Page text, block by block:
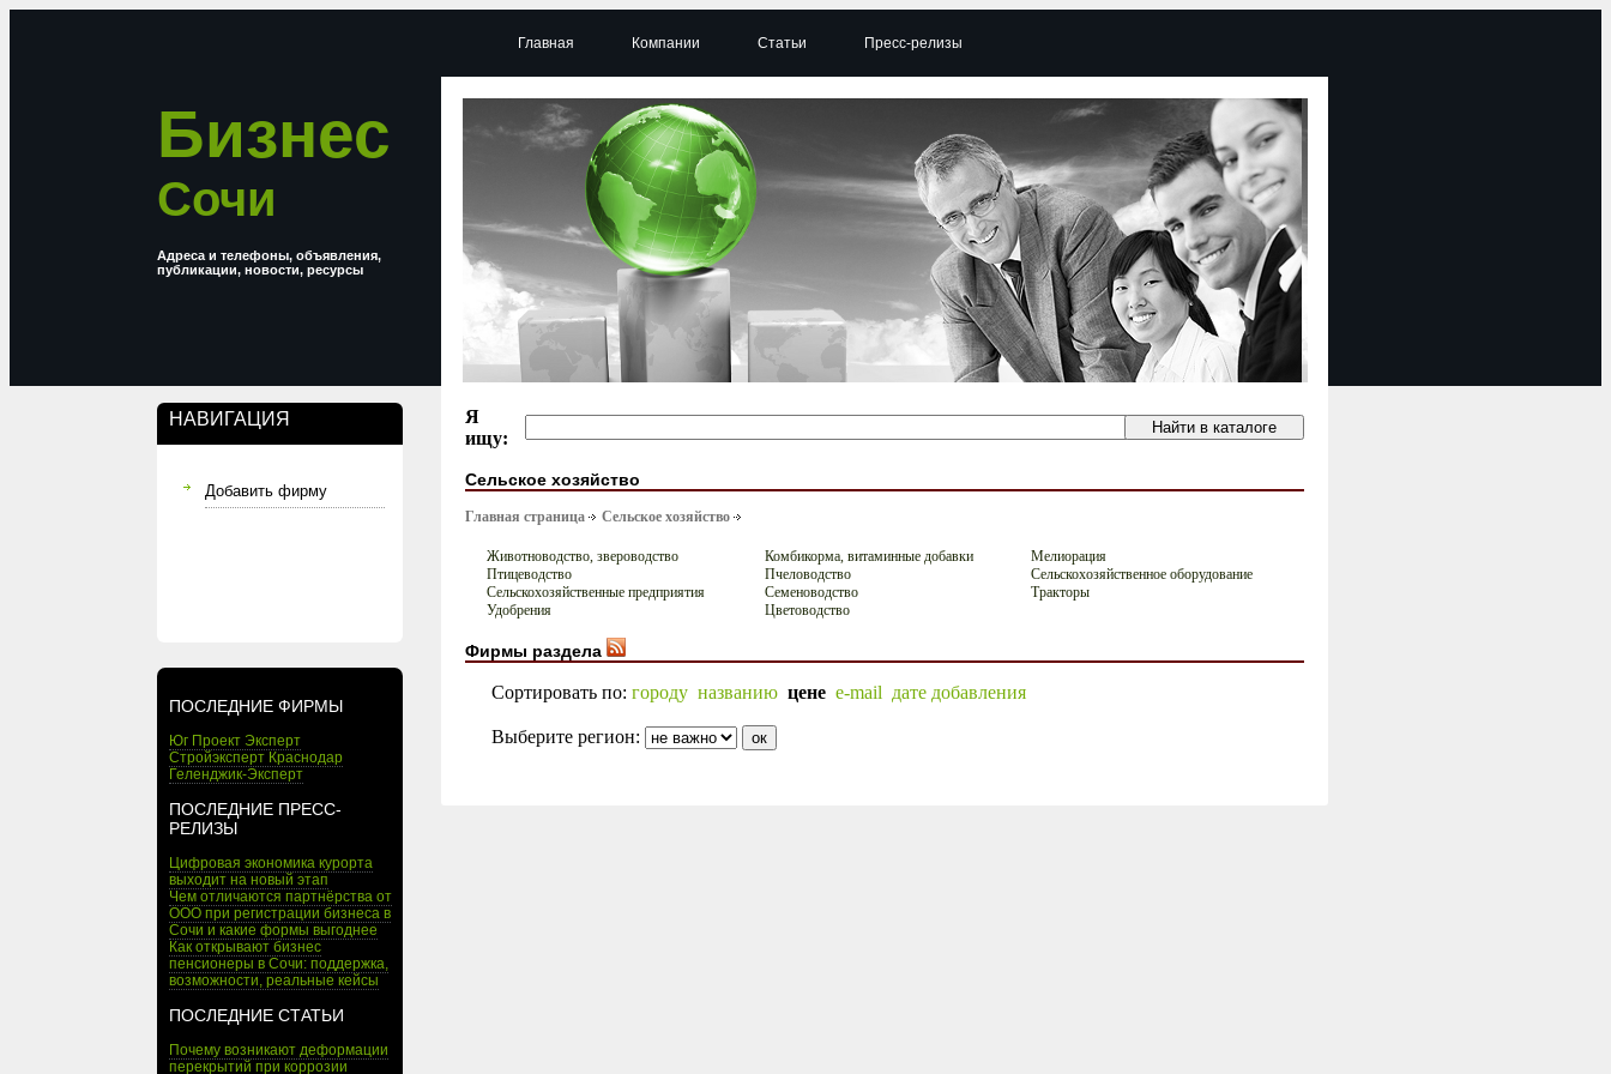
Бизнес
Сочи
Адреса и телефоны, объявления,
публикации, новости, ресурсы
НАВИГАЦИЯ
Добавить фирму
ПОСЛЕДНИЕ ФИРМЫ
Юг Проект Эксперт
Стройэксперт Краснодар
Геленджик-Эксперт
ПОСЛЕДНИЕ ПРЕСС-
РЕЛИЗЫ
Цифровая экономика курорта
выходит на новый этап
Чем отличаются партнёрства от
ООО при регистрации бизнеса в
Сочи и какие формы выгоднее
Как открывают бизнес
пенсионеры в Сочи: поддержка,
возможности, реальные кейсы
ПОСЛЕДНИЕ СТАТЬИ
Почему возникают деформации
перекрытий при коррозии
Главная Компании Статьи Пресс-релизы
Я
ищу:
Сельское хозяйство
Главная страница Сельское хозяйство
Животноводство, звероводство Комбикорма, витаминные добавки
Мелиорация
Птицеводство
Пчеловодство
Сельскохозяйственное оборудование
Сельскохозяйственные предприятия
Семеноводство
Тракторы
Удобрения
Цветоводство
Фирмы раздела
Сортировать по: городу названию цене e-mail дате добавления
Выберите регион: